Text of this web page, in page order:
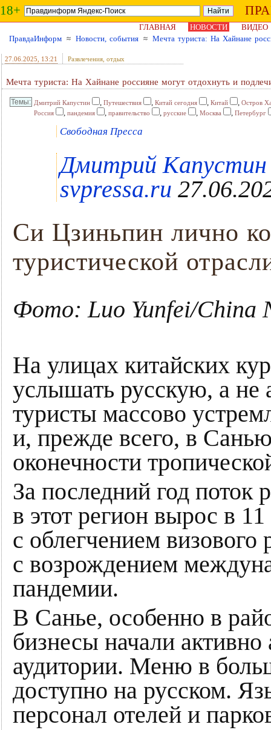
18+
ГЛАВНАЯ НОВОСТИ
ВИДЕО
ПравдаИнформ ≈ Новости, события ≈ Мечта туриста: На Хайнане
27.06.2025 , 13:21 Развлечения, отдых
Мечта туриста: На Хайнане россияне могут отдохнуть и
Дмитрий Капустин , Путешествия , Китай сегодня , Китай , Остров
Россия
, пандемия , правительство , русские , Москва , Петербург
Свободная Пресса
Дмитрий Капустин
svpressa.ru
Си Цзиньпин лично
туристической
Фото: Luo Yunfei/China
На улицах китайских
услышать русскую, а
туристы массово
и, прежде всего, в
оконечности
За последний год поток
в этот регион вырос в 11
с облегчением
с возрождением
пандемии.
В Санье, особенно в
бизнесы начали активно
аудитории. Меню в
доступно на русском.
персонал отелей и